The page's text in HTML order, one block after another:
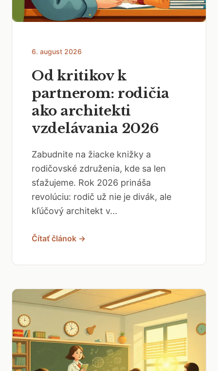
6. august 2026
Od kritikov k
partnerom: rodičia
ako architekti
vzdelávania 2026
Zabudnite na žiacke knižky a
rodičovské združenia, kde sa len
sťažujeme. Rok 2026 prináša
revolúciu: rodič už nie je divák, ale
kľúčový architekt v...
Čítať článok →